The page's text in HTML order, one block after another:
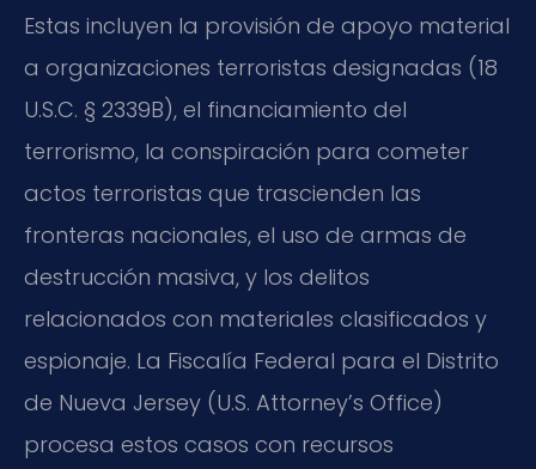
Estas incluyen la provisión de apoyo material
a organizaciones terroristas designadas (18
U.S.C. § 2339B), el financiamiento del
terrorismo, la conspiración para cometer
actos terroristas que trascienden las
fronteras nacionales, el uso de armas de
destrucción masiva, y los delitos
relacionados con materiales clasificados y
espionaje. La Fiscalía Federal para el Distrito
de Nueva Jersey (U.S. Attorney’s Office)
procesa estos casos con recursos